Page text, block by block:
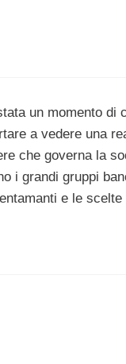
un momento di
a vedere una
che governa la
i grandi gruppi
e le